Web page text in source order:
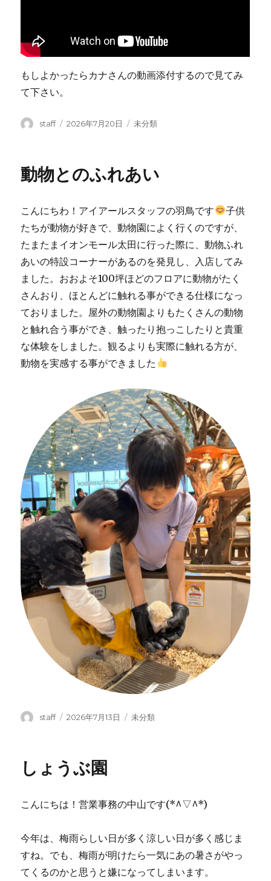
もしよかったらカナさんの動画添付するので見てみ
て下さい。
投
staff
投
2026年7月20日
カ
ー
未分類
動物とのふれあい
こんにちわ！アイアールスタッフの羽鳥です
子供
たちが動物が好きで、動物園によく行くのですが、
たまたまイオンモール太田に行った際に、動物ふれ
あいの特設コーナーがあるのを発見し、入店してみ
ました。おおよそ100坪ほどのフロアに動物がたく
さんおり、ほとんどに触れる事ができる仕様になっ
ておりました。屋外の動物園よりもたくさんの動物
と触れ合う事ができ、触ったり抱っこしたりと貴重
な体験をしました。観るよりも実際に触れる方が、
動物を実感する事ができました
投
staff
投
2026年7月13日
カ
未分類
しょうぶ園
こんにちは！営業事務の中山です(*^▽^*)
今年は、梅雨らしい日が多く涼しい日が多く感じま
すね。でも、梅雨が明けたら一気にあの暑さがやっ
てくるのかと思うと嫌になってしまいます。